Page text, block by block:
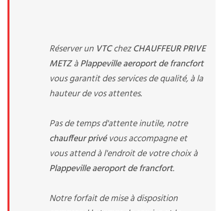
Réserver un VTCchezCHAUFFEUR PRIVE
METZàPlappeville aeroport de francfort
vous garantit des services de qualité, à la
hauteur de vos attentes.
Pas de temps d'attente inutile, notre
chauffeur privévous accompagne et
vous attend à l'endroit de votre choix à
Plappeville aeroport de francfort.
Notre forfait de mise à disposition